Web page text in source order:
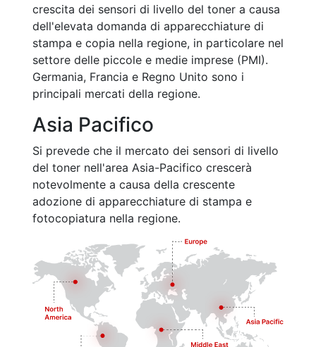
crescita dei sensori di livello del toner a causa
dell'elevata domanda di apparecchiature di
stampa e copia nella regione, in particolare nel
settore delle piccole e medie imprese (PMI).
Germania, Francia e Regno Unito sono i
principali mercati della regione.
Asia Pacifico
Si prevede che il mercato dei sensori di livello
del toner nell'area Asia-Pacifico crescerà
notevolmente a causa della crescente
adozione di apparecchiature di stampa e
fotocopiatura nella regione.